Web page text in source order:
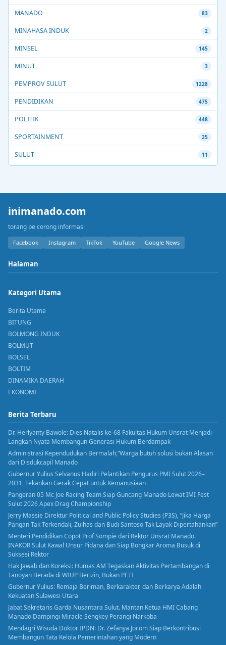
MANADO 83
MINAHASA INDUK 2
MINSEL 145
MINUT 3
PEMPROV SULUT 1228
PENDIDIKAN 475
POLITIK 448
SPORTAINMENT 25
SULUT 11
inimanado.com
torang pe corong informasi
Facebook Instagram TikTok YouTube Google News
Halaman
Kategori Utama
Berita Utama
BITUNG
BOLMONG INDUK
BOLMUT
BOLSEL
BOLTIM
DINAMIKA DAERAH
EKONOMI
Berita Terbaru
Dr. Herlyanty Bawole: Dies Natalis ke-68 Fakultas Hukum Unsrat Menjadi
Langkah Nyata Membangun Generasi Hukum Berdampak
Administrasi Kependudukan Bermalah,”Warga butuh solusi bukan Alasan
dari Disdukcapil Manado
Gubernur Yulius Selvanus Hadiri Pelantikan Pengurus PMI Sulut 2026–
2031, Tekankan Gerak Cepat untuk Kemanusiaan
Pangeran 05 Mc Joe Racing Team Siap Guncang Manado Lewat IMI Fest
Sulut 2026 Apex Drag Championship
Jerry Massie Direktur Political and Public Policy Studies (P3S), “Jika Harga
Pangan Tak Terkendali, Zulhas dan Budi Santoso Tak Layak Dipertahankan”
Menteri Pendidikan Copot Prof Sompie dari Rektor Unsrat Manado.
INAKOR Sulut Kawal Unsur Pidana dan Siap Bongkar Aroma Busuk di
Suksesi Rektor
Hak Jawab dan Koreksi: Humas AM Tegaskan Aktivitas Pertambangan di
Tanoyan Berada di WIUP Berizin, Bukan PETI
Gubernur Yulius: Remaja Beriman, Berkarakter, dan Berkarya Adalah
Kekuatan Sulawesi Utara
Jabat Sekretaris Garda Nusantara Sulut. Mantan Ketua HMI Cabang
Manado Dampingi Miracle Sengkey Perangi Narkoba
Mendagri Wisuda Doktor IPDN: Dr. Zefanya Jocom Siap Berkontribusi
Membangun Tata Kelola Pemerintahan yang Modern